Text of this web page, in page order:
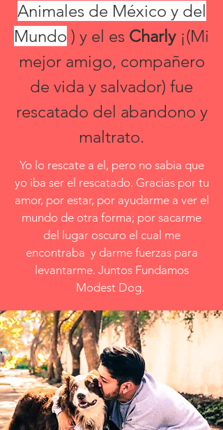
Animales de México y del
Mundo ) y el es Charly¡(Mi
mejor amigo, compañero
de vida y salvador) fue
rescatado del abandono y
maltrato.
Yo lo rescate a el, pero no sabia que
yo iba ser el rescatado. Gracias por tu
amor, por estar, por ayudarme a ver el
mundo de otra forma; por sacarme
del lugar oscuro el cual me
encontraba y darme fuerzas para
levantarme. Juntos Fundamos
Modest Dog.